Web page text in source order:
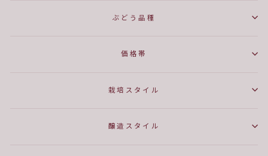
ぶどう品種
価格帯
栽培スタイル
醸造スタイル